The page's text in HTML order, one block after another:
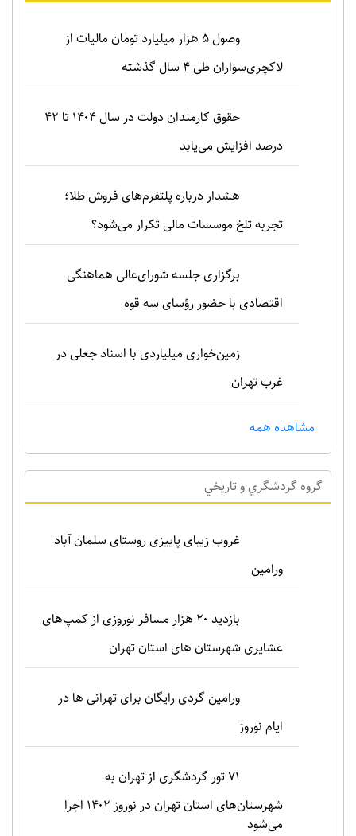
وصول ۵ هزار میلیارد تومان مالیات از
لاکچری‌سواران طی ۴ سال گذشته
حقوق کارمندان دولت در سال ۱۴۰۴ تا ۴۲
درصد افزایش می‌یابد
هشدار درباره پلتفرم‌های فروش طلا؛
تجربه تلخ موسسات مالی تکرار می‌شود؟
برگزاری جلسه شورای‌عالی هماهنگی
اقتصادی با حضور رؤسای سه قوه
زمین‌خواری میلیاردی با اسناد جعلی در
غرب تهران
مشاهده همه
گروه گردشگري و تاريخي
غروب زیبای پاییزی روستای سلمان آباد
ورامین
بازدید ۲۰ هزار مسافر نوروزی از کمپ‌های
عشایری شهرستان های استان تهران
ورامین گردی رایگان برای تهرانی ها در
ایام نوروز
۷۱ تور گردشگری از تهران به
شهرستان‌های استان تهران در نوروز ۱۴۰۲ اجرا
می‌شود